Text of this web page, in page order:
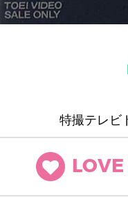
特撮テレビ
LOVE